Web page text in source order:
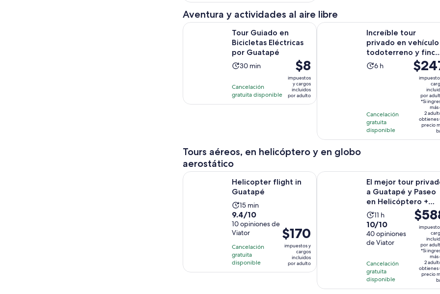
Aventura y actividades al aire libre
Tour Guiado en
Bicicletas Eléctricas
por Guatapé
La
dura
30
minutos
30 min
Cancelación
gratuita disponible
El
precio
es
de
$8.
$8
impuestos
y cargos
incluidos
por adulto
Tour Guiado en Bicicletas Eléctricas por Guatapé Se abrirá en una nueva
Increíble tour
privado en vehículo
todoterreno y finca
de café local desde
...
La
6 h
Cancelación
gratuita
disponible
El
precio
es
de
$247.
por
adulto*
por
*Si
más
2
obtienes
precio
Increíble tour privado en
Tours aéreos, en helicóptero y en globo
aerostático
Helicopter flight in
Guatapé
La
actividad
dura
15
minutos
15 min
9.4
de
10
con
10
opiniones
9.4/10
10 opiniones de
Viator
Cancelación
gratuita
disponible
El
precio
es
de
$170.
$170
impuestos y
cargos
incluidos
por adulto
Helicopter flight in Guatapé Se abrirá en una nueva pestaña
El mejor tour
a Guatapé y Paseo
en Helicóptero +
Roca de Guatapé
+P...
La
actividad
dura
11
11 h
10.0
de
10
40
opiniones
10/10
40 opiniones
de Viator
Cancelación
gratuita
disponible
El
precio
es
de
$588.
por
adulto*
por
*Si
más
2
obtienes
precio
El mejor tour privado a Guatapé y